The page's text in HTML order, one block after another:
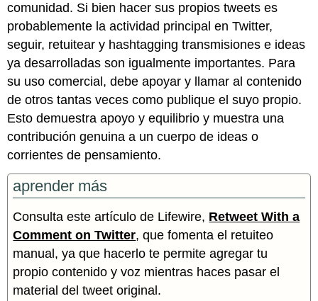
comunidad. Si bien hacer sus propios tweets es
probablemente la actividad principal en Twitter,
seguir, retuitear y hashtagging transmisiones e ideas
ya desarrolladas son igualmente importantes. Para
su uso comercial, debe apoyar y llamar al contenido
de otros tantas veces como publique el suyo propio.
Esto demuestra apoyo y equilibrio y muestra una
contribución genuina a un cuerpo de ideas o
corrientes de pensamiento.
aprender más
Consulta este artículo de Lifewire, Retweet With a
Comment on Twitter, que fomenta el retuiteo
manual, ya que hacerlo te permite agregar tu
propio contenido y voz mientras haces pasar el
material del tweet original.